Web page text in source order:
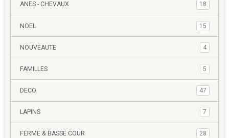
ANES - CHEVAUX 18
NOEL 15
NOUVEAUTE 4
FAMILLES 5
DECO 47
LAPINS 7
FERME & BASSE COUR 28